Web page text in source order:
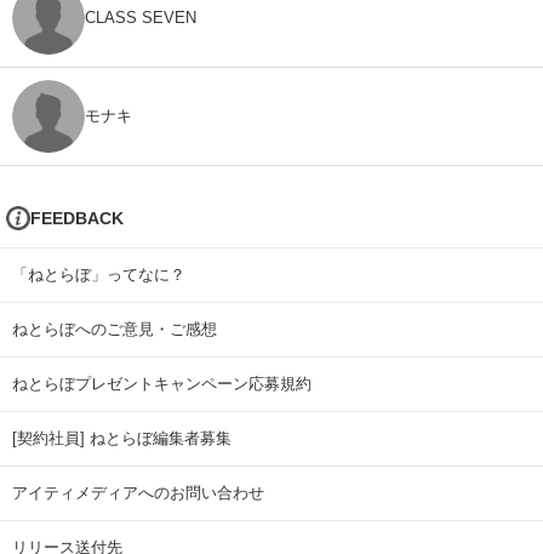
CLASS SEVEN
モナキ
FEEDBACK
「ねとらぼ」ってなに？
ねとらぼへのご意見・ご感想
ねとらぼプレゼントキャンペーン応募規約
[契約社員] ねとらぼ編集者募集
アイティメディアへのお問い合わせ
リリース送付先